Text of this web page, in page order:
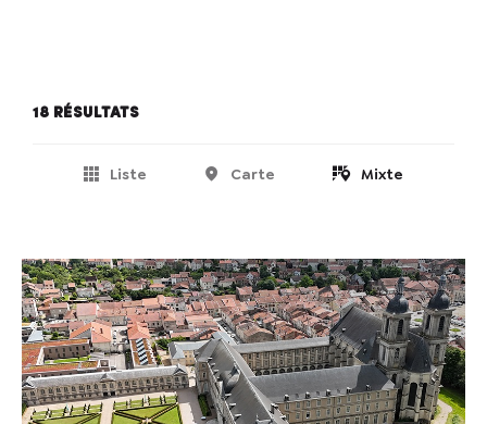
18 résultats
Liste Carte Mixte